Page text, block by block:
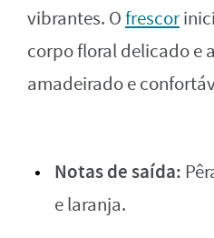
vibrantes. Ofrescor
corpo floral delicado e
amadeirado e
Notas de saída:
e laranja.